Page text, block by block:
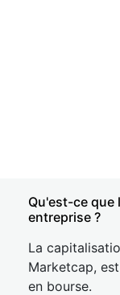
Qu'est-ce que
entreprise ?
La
Marketcap,
en bourse.